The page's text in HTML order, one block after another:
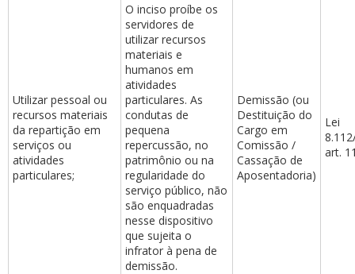
Utilizar pessoal ou
recursos materiais
da repartição em
serviços ou
atividades
particulares;
O inciso proíbe os
servidores de
utilizar recursos
materiais e
humanos em
atividades
particulares. As
condutas de
pequena
repercussão, no
patrimônio ou na
regularidade do
serviço público, não
são enquadradas
nesse dispositivo
que sujeita o
infrator à pena de
demissão.
Demissão (ou
Destituição do
Cargo em
Comissão /
Cassação de
Aposentadoria)
Lei
art.